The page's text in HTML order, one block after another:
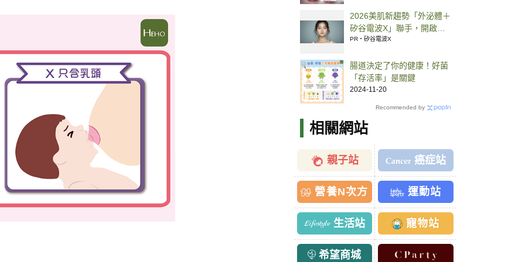
2026美肌新趨勢「外泌體＋
矽谷電波X」聯手，開啟高
階養膚新世代
PR・矽谷電波X
腸道決定了你的健康！好菌
「存活率」是關鍵
2024-11-20
Recommended by
相關網站
親子站 癌症站
營養N次方 運動站
生活站 寵物站
希望商城